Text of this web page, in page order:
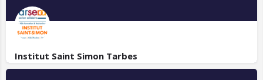
Institut Saint Simon Tarbes